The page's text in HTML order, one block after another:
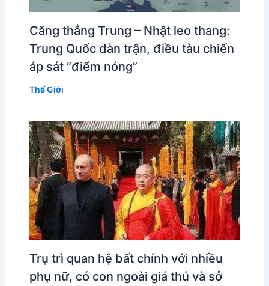
Căng thẳng Trung – Nhật leo thang:
Trung Quốc dàn trận, điều tàu chiến
áp sát “điểm nóng”
Thế Giới
Trụ trì quan hệ bất chính với nhiều
phụ nữ, có con ngoài giá thú và sở